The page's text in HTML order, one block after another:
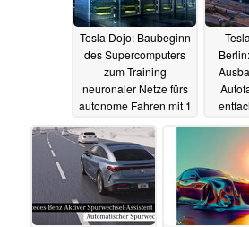
Tesla Dojo: Baubeginn
des Supercomputers
zum Training
neuronaler Netze fürs
autonome Fahren mit 1
22.07.2023
Was